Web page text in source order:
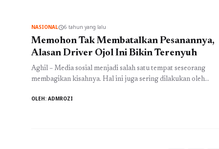
Pranowo karena ...
Baca Selengkapnya
NASIONALschedule6 tahun yang lalu
Memohon Tak Membatalkan Pesanannya,
Alasan Driver Ojol Ini Bikin Terenyuh
Aghil – Media sosial menjadi salah satu tempat seseorang
membagikan kisahnya. Hal ini juga sering dilakukan oleh
dibagikan membuat kita tertawa bahkan hingga membuat
OLEH: ADMROZI